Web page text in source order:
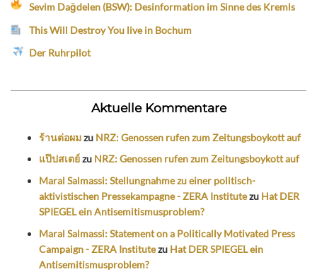
Sevim Dağdelen (BSW): Desinformation im Sinne des Kremls
This Will Destroy You live in Bochum
Der Ruhrpilot
Aktuelle Kommentare
ร้านต่อผมzu NRZ: Genossen rufen zum Zeitungsboykott auf
แป๊ปสเตย์zu NRZ: Genossen rufen zum Zeitungsboykott auf
Maral Salmassi: Stellungnahme zu einer politisch-
aktivistischen Pressekampagne - ZERA Institutezu Hat DER
SPIEGEL ein Antisemitismusproblem?
Maral Salmassi: Statement on a Politically Motivated Press
Campaign - ZERA Institutezu Hat DER SPIEGEL ein
Antisemitismusproblem?